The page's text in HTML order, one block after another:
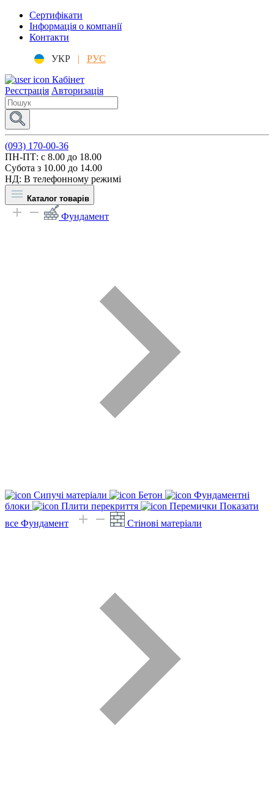
Сертифікати
Інформація о компанії
Контакти
УКР |
РУС
Кабінет
Реєстрація Авторизація
(093) 170-00-36
ПН-ПТ: c 8.00 до 18.00
Субота з 10.00 до 14.00
НД: В телефонному режимі
Каталог товарів
Фундамент
Сипучі матеріали Бетон
Фундаментні
блоки
Плити перекриття Перемички Показати
все Фундамент
Стінові матеріали